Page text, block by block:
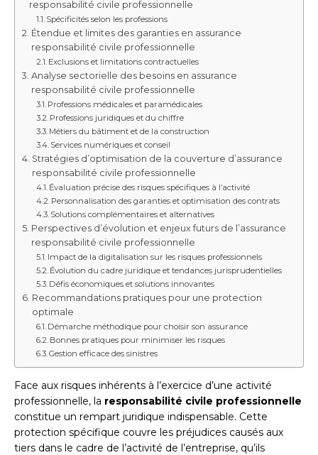
responsabilité civile professionnelle
Spécificités selon les professions
Étendue et limites des garanties en assurance
responsabilité civile professionnelle
Exclusions et limitations contractuelles
Analyse sectorielle des besoins en assurance
responsabilité civile professionnelle
Professions médicales et paramédicales
Professions juridiques et du chiffre
Métiers du bâtiment et de la construction
Services numériques et conseil
Stratégies d’optimisation de la couverture d’assurance
responsabilité civile professionnelle
Évaluation précise des risques spécifiques à l’activité
Personnalisation des garanties et optimisation des contrats
Solutions complémentaires et alternatives
Perspectives d’évolution et enjeux futurs de l’assurance
responsabilité civile professionnelle
Impact de la digitalisation sur les risques professionnels
Évolution du cadre juridique et tendances jurisprudentielles
Défis économiques et solutions innovantes
Recommandations pratiques pour une protection
optimale
Démarche méthodique pour choisir son assurance
Bonnes pratiques pour minimiser les risques
Gestion efficace des sinistres
Face aux risques inhérents à l’exercice d’une activité
professionnelle, la responsabilité civile professionnelle
constitue un rempart juridique indispensable. Cette
protection spécifique couvre les préjudices causés aux
tiers dans le cadre de l’activité de l’entreprise, qu’ils